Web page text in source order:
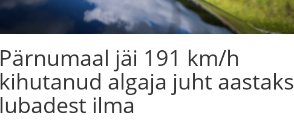
Pärnumaal jäi 191 km/h
kihutanud algaja juht aastaks
lubadest ilma